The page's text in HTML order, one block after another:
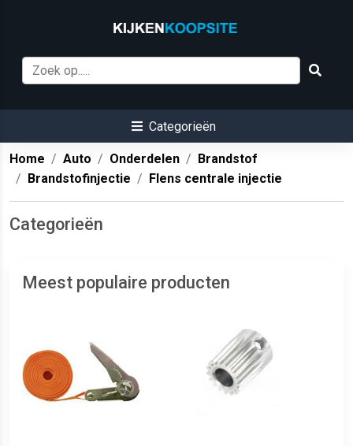
Categorieën
Home Auto Onderdelen
Brandstof
Brandstofinjectie
Flens centrale injectie
Categorieën
Meest populaire producten